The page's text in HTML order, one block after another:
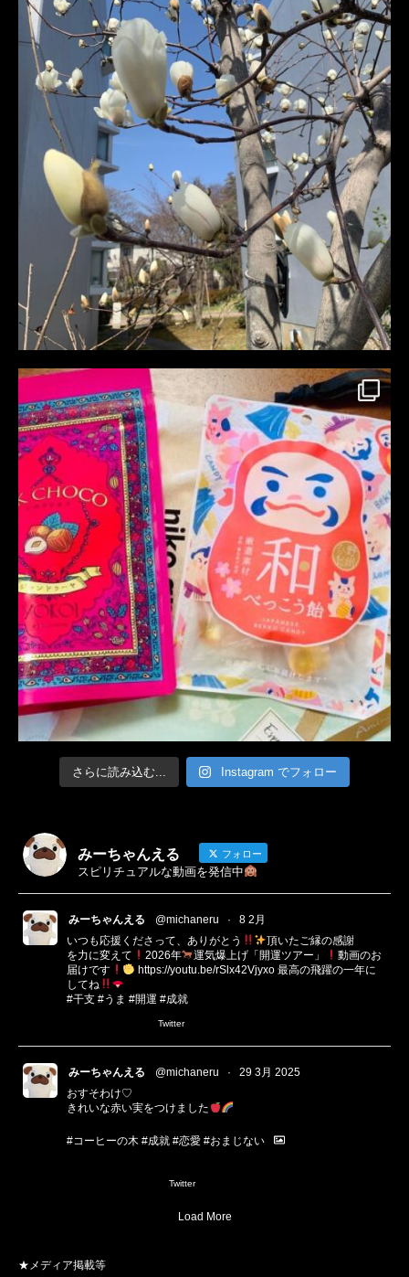
さらに読み込む... Instagram でフォロー
みーちゃんえる フォロー
スピリチュアルな動画を発信中
みーちゃんえる @michaneru ·
8 2月
いつも応援くださって、ありがとう
頂いたご縁の感謝
を力に変えて
2026年 運気爆上げ「開運ツアー」
動画のお
届けです
https://youtu.be/rSlx42Vjyxo 最高の飛躍の一年に
してね
#干支 #うま #開運 #成就
Twitter
みーちゃんえる @michaneru ·
29 3月 2025
おすそわけ♡
きれいな赤い実をつけました
#コーヒーの木 #成就 #恋愛 #おまじない
Twitter
Load More
★メディア掲載等